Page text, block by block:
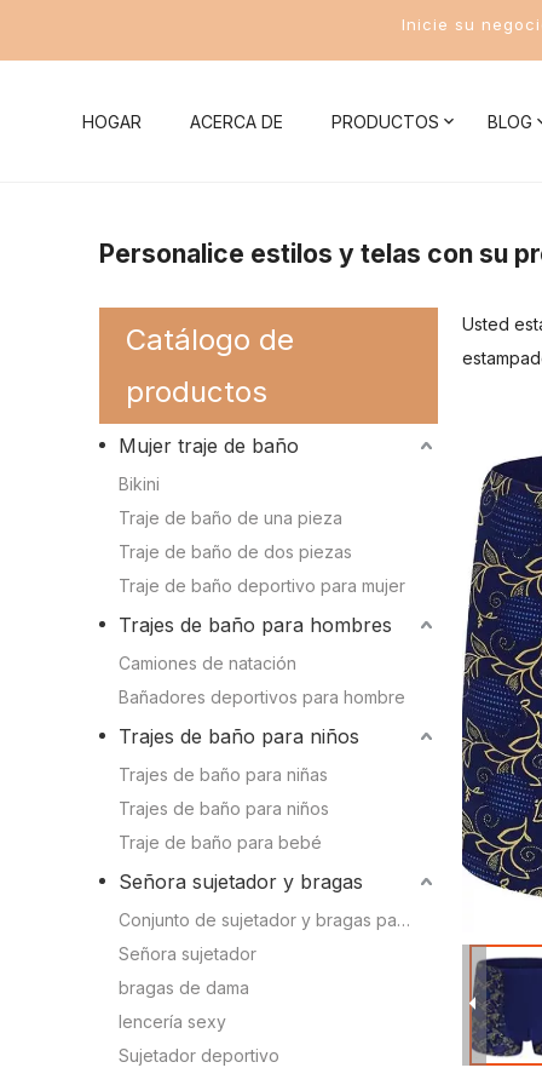
Inicie su
HOGAR ACERCA DE PRODUCTOS
Mujer traje de baño
Traje de baño de una pieza
Traje de baño de dos piezas
Traje de baño deportivo para mujer
Trajes de baño para hombres
Camiones de natación
Bañadores deportivos para hombre
Trajes de baño para niños
Trajes de baño para niñas
Trajes de baño para niños
Señora sujetador y bragas
Sujetador deportivo
Conjunto de sujetador y bragas para mujer
BLOG
Noticias de la compañía
Personalice estilos y telas con su
Catálogo de
productos
Mujer traje de baño
Bikini
Traje de baño de una pieza
Traje de baño de dos piezas
Traje de baño deportivo para mujer
Trajes de baño para hombres
Camiones de natación
Bañadores deportivos para hombre
Trajes de baño para niños
Trajes de baño para niñas
Trajes de baño para niños
Traje de baño para bebé
Señora sujetador y bragas
Conjunto de sujetador y bragas para mujer
Señora sujetador
bragas de dama
lencería sexy
Sujetador deportivo
Usted